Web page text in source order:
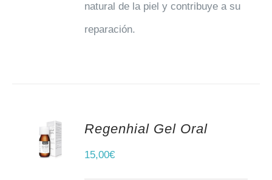
natural de la piel y contribuye a su
reparación.
Regenhial Gel Oral
15,00€